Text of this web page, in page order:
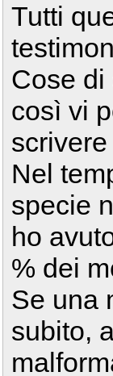
Tutti
Cose di
così vi
Nel
specie
ho
% dei
Se una
subito,